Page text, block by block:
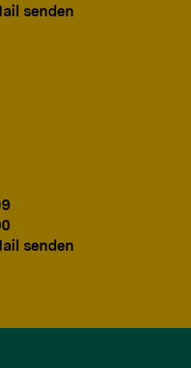
senden
senden